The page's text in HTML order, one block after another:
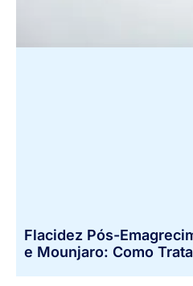
Flacidez Pós-
e Mounjaro: Como